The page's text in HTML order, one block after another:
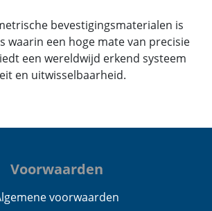
bevestigingsmaterialen is
waarin een hoge mate van precisie
een wereldwijd erkend systeem
en uitwisselbaarheid.
Voorwaarden
voorwaarden